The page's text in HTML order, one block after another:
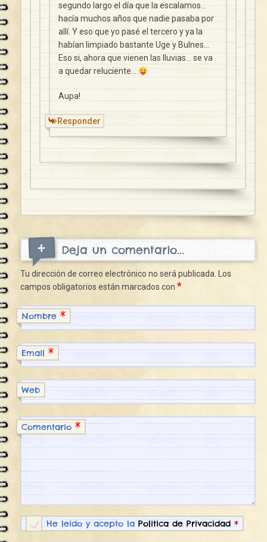
segundo largo el día que la escalamos…
hacía muchos años que nadie pasaba por
allí. Y eso que yo pasé el tercero y ya la
habían limpiado bastante Uge y Bulnes…
Eso si, ahora que vienen las lluvias… se va
a quedar reluciente…
Aupa!
Responder
Deja un comentario...
Tu dirección de correo electrónico no será publicada.
Los
campos obligatorios están marcados con*
Nombre*
Email*
Web
Comentario*
He leido y acepto laPolitica de Privacidad *